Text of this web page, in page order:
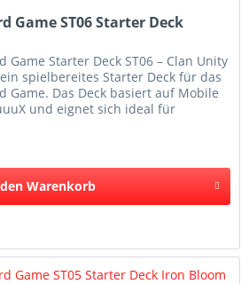
Game ST06 Starter Deck
Game Starter Deck ST06 – Clan Unity
spielbereites Starter Deck für das
Game. Das Deck basiert auf Mobile
und eignet sich ideal für
Warenkorb